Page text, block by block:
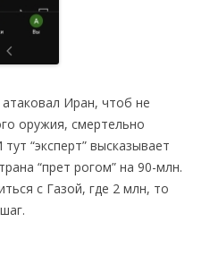
Иран, чтоб не
оружия, смертельно
тут “эксперт” высказывает
“прет рогом” на 90-млн.
с Газой, где 2 млн, то